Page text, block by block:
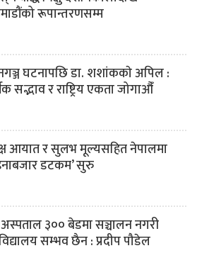
रूपान्तरणसम्म
घटनापछि डा. शशांककाे अपिल :
सद्भाव र राष्ट्रिय एकता जोगाऔँ
आयात र सुलभ मूल्यसहित नेपालमा
डटकम’ सुरु
३०० बेडमा सञ्चालन नगरी
सम्भव छैन : प्रदीप पौडेल